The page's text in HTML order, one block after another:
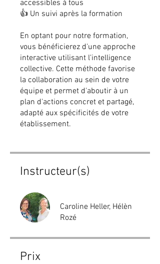
accessibles à tous
👍 Un suivi après la formation
En optant pour notre formation,
vous bénéficierez d'une approche
interactive utilisant l'intelligence
collective. Cette méthode favorise
la collaboration au sein de votre
équipe et permet d'aboutir à un
plan d'actions concret et partagé,
adapté aux spécificités de votre
établissement.
Instructeur(s)
Caroline Heller, Hélèn
Rozé
Prix